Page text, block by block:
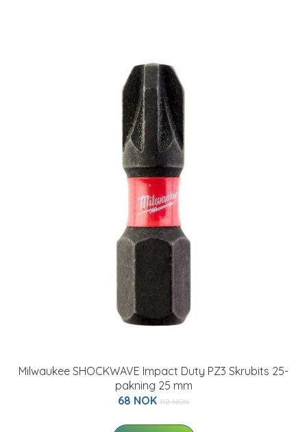
Milwaukee SHOCKWAVE Impact Duty PZ3 Skrubits 25-
pakning 25 mm
68 NOK 112 NOK